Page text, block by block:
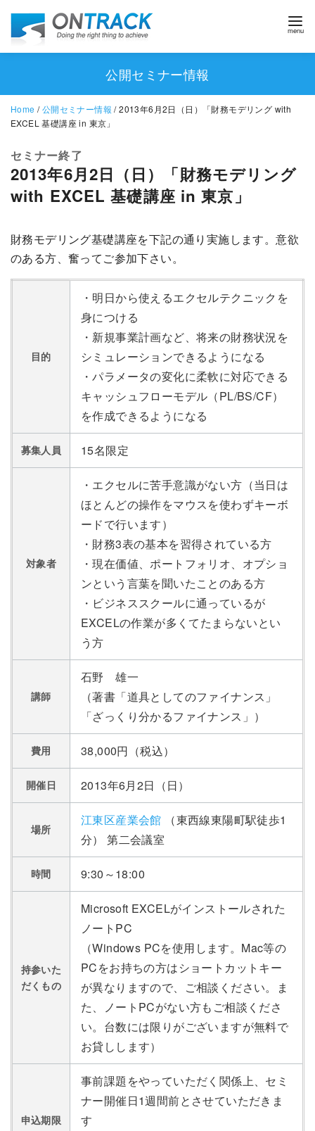
公開セミナー情報
Home /公開セミナー情報 / 2013年6月2日（日）「財務モデリング with
EXCEL 基礎講座 in 東京」
セミナー終了
2013年6月2日（日）「財務モデリング
with EXCEL 基礎講座 in 東京」
財務モデリング基礎講座を下記の通り実施します。意欲
のある方、奮ってご参加下さい。
目的
・明日から使えるエクセルテクニックを
身につける
・新規事業計画など、将来の財務状況を
シミュレーションできるようになる
・パラメータの変化に柔軟に対応できる
キャッシュフローモデル（PL/BS/CF）
を作成できるようになる
募集人員 15名限定
対象者
・エクセルに苦手意識がない方（当日は
ほとんどの操作をマウスを使わずキーボ
ードで行います）
・財務3表の基本を習得されている方
・現在価値、ポートフォリオ、オプショ
ンという言葉を聞いたことのある方
・ビジネススクールに通っているが
EXCELの作業が多くてたまらないとい
う方
講師
石野 雄一
（著書「道具としてのファイナンス」
「ざっくり分かるファイナンス」）
費用 38,000円（税込）
開催日 2013年6月2日（日）
場所
江東区産業会館 （東西線東陽町駅徒歩1
分） 第二会議室
時間 9:30～18:00
持参いた
だくもの
Microsoft EXCELがインストールされた
ノートPC
（Windows PCを使用します。Mac等の
PCをお持ちの方はショートカットキー
が異なりますので、ご相談ください。ま
た、ノートPCがない方もご相談くださ
い。台数には限りがございますが無料で
お貸しします）
申込期限
事前課題をやっていただく関係上、セミ
ナー開催日1週間前とさせていただきま
す